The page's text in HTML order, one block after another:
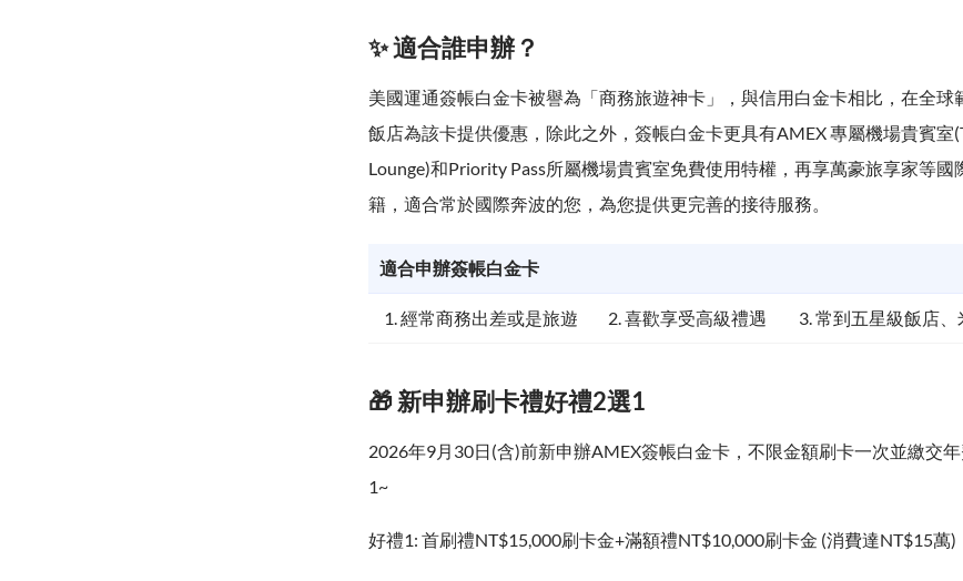
✨ 適合誰申辦？
美國運通簽帳白金卡被譽為「商務旅遊神卡」，與信用白金卡相比，在全球
飯店為該卡提供優惠，除此之外，簽帳白金卡更具有AMEX 專屬機場貴賓室
Lounge)和Priority Pass所屬機場貴賓室免費使用特權，再享萬豪旅享家等國
籍，適合常於國際奔波的您，為您提供更完善的接待服務。
適合申辦簽帳白金卡
1. 經常商務出差或是旅遊 2. 喜歡享受高級禮遇 3. 常到五星級飯店
🎁 新申辦刷卡禮好禮2選1
2026年9月30日(含)前新申辦AMEX簽帳白金卡，不限金額刷卡一次並繳交
1~
好禮1: 首刷禮NT$15,000刷卡金+滿額禮NT$10,000刷卡金 (消費達NT$15萬)